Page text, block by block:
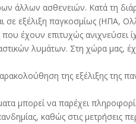
άλλων ασθενειών. Κατά τη
σε εξέλιξη παγκοσμίως (ΗΠΑ,
έχουν επιτυχώς ανιχνεύσει
λυμάτων. Στη χώρα μας,
της εξέλιξης της
μπορεί να παρέχει
καθώς στις μετρήσεις